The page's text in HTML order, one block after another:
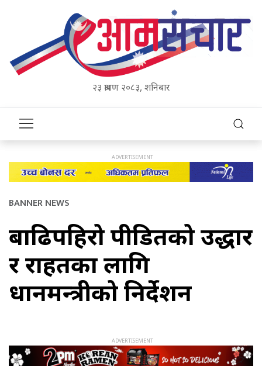
२३ श्रावण २०८३, शनिबार
BANNER NEWS
बाढिपहिरो पीडितको उद्धार
र राहतका लागि
प्रधानमन्त्रीको निर्देशन